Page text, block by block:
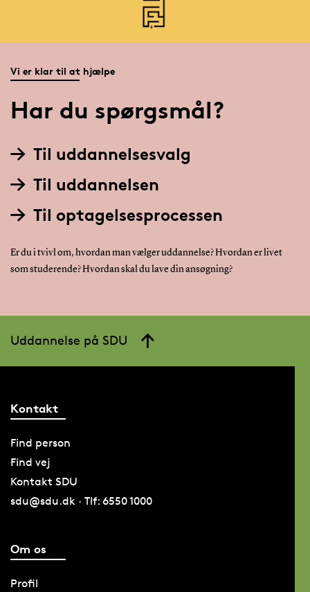
Vi er klar til at hjælpe
Har du spørgsmål?
Til uddannelsesvalg
Til uddannelsen
Til optagelsesprocessen
Er du i tvivl om, hvordan man vælger uddannelse? Hvordan er livet
som studerende? Hvordan skal du lave din ansøgning?
Uddannelse på SDU
Kontakt
Find person
Find vej
Kontakt SDU
sdu@sdu.dk · Tlf: 6550 1000
Om os
Profil